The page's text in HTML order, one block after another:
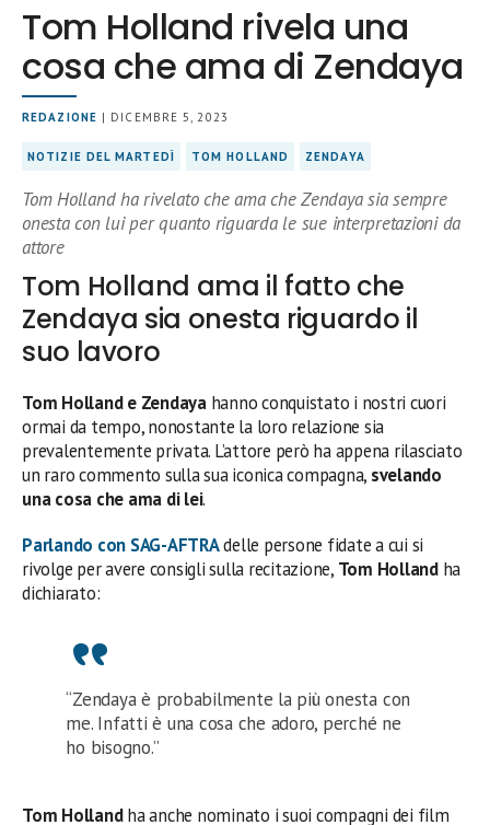
Tom Holland rivela una
cosa che ama di Zendaya
REDAZIONE | DICEMBRE 5, 2023
NOTIZIE DEL MARTEDÌ TOM HOLLAND ZENDAYA
Tom Holland ha rivelato che ama che Zendaya sia sempre
onesta con lui per quanto riguarda le sue interpretazioni da
attore
Tom Holland ama il fatto che
Zendaya sia onesta riguardo il
suo lavoro
Tom Holland e Zendayahanno conquistato i nostri cuori
ormai da tempo, nonostante la loro relazione sia
prevalentemente privata. L’attore però ha appena rilasciato
un raro commento sulla sua iconica compagna, svelando
una cosa che ama di lei.
Parlando con SAG-AFTRAdelle persone fidate a cui si
rivolge per avere consigli sulla recitazione, Tom Hollandha
dichiarato:
“Zendaya è probabilmente la più onesta con
me. Infatti è una cosa che adoro, perché ne
ho bisogno.”
Tom Hollandha anche nominato i suoi compagni dei film